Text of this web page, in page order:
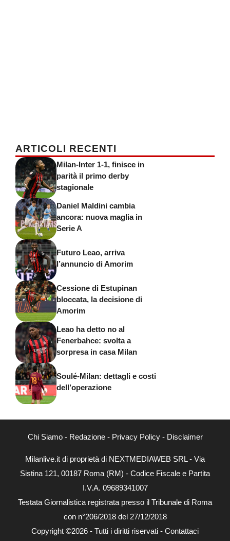
ARTICOLI RECENTI
Milan-Inter 1-1, finisce in
parità il primo derby
stagionale
Daniel Maldini cambia
ancora: nuova maglia in
Serie A
Futuro Leao, arriva
l’annuncio di Amorim
Cessione di Estupinan
bloccata, la decisione di
Amorim
Leao ha detto no al
Fenerbahce: svolta a
sorpresa in casa Milan
Soulé-Milan: dettagli e costi
dell’operazione
Chi Siamo- Redazione- Privacy Policy- Disclaimer
Milanlive.it di proprietà di NEXTMEDIAWEB SRL - Via
Sistina 121, 00187 Roma (RM) - Codice Fiscale e Partita
I.V.A. 09689341007
Testata Giornalistica registrata presso il Tribunale di Roma
con n°206/2018 del 27/12/2018
Copyright ©2026 - Tutti i diritti riservati - Contattaci